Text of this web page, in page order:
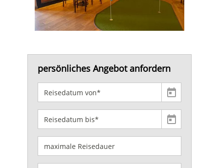
persönliches Angebot anfordern